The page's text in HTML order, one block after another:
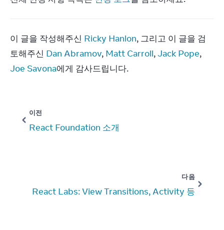
이 글을 작성해주신 Ricky Hanlon, 그리고 이 글을 검
토해주신 Dan Abramov, Matt Carroll, Jack Pope
Joe Savona에게 감사드립니다.
이전
React Foundation 소개
다음
React Labs: View Transitions, Activity 등